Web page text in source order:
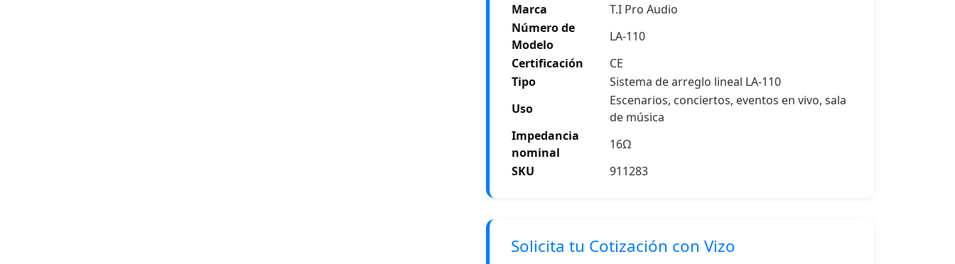
Marca
T.I Pro Audio
Número de
Modelo
LA-110
Certificación
CE
Tipo
Sistema de arreglo lineal LA-110
Uso
Escenarios, conciertos, eventos en vivo, sala
de música
Impedancia
nominal
16Ω
SKU
911283
Solicita tu Cotización con Vizo